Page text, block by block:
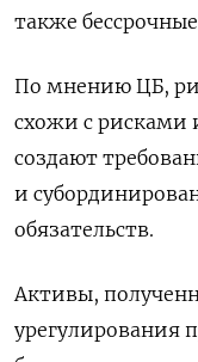
также
По мнению ЦБ,
схожи с рисками
создают
и
обязательств.
Активы,
урегулирования